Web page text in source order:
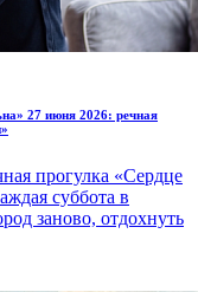
27 июня 2026: речная
прогулка «Сердце
суббота в
заново, отдохнуть